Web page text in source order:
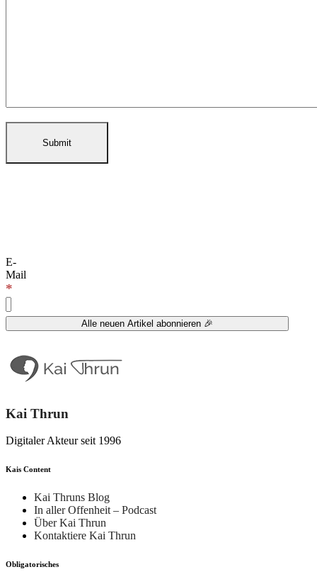
E-
Mail
*
Kai Thrun
Digitaler Akteur seit 1996
Kais Content
Kai Thruns Blog
In aller Offenheit – Podcast
Über Kai Thrun
Kontaktiere Kai Thrun
Obligatorisches